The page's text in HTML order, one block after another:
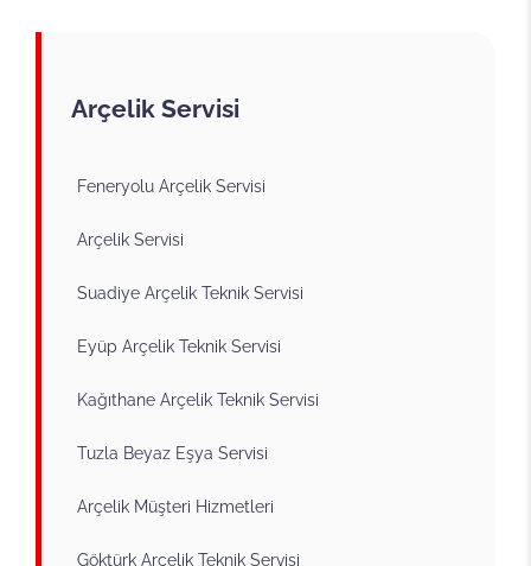
Arçelik Servisi
Feneryolu Arçelik Servisi
Arçelik Servisi
Suadiye Arçelik Teknik Servisi
Eyüp Arçelik Teknik Servisi
Kağıthane Arçelik Teknik Servisi
Tuzla Beyaz Eşya Servisi
Arçelik Müşteri Hizmetleri
Göktürk Arçelik Teknik Servisi